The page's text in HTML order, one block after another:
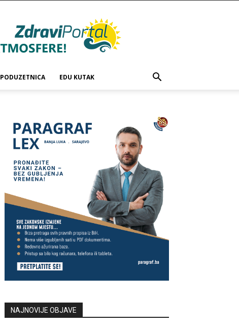
PODUZETNICA EDU KUTAK
NAJNOVIJE OBJAVE